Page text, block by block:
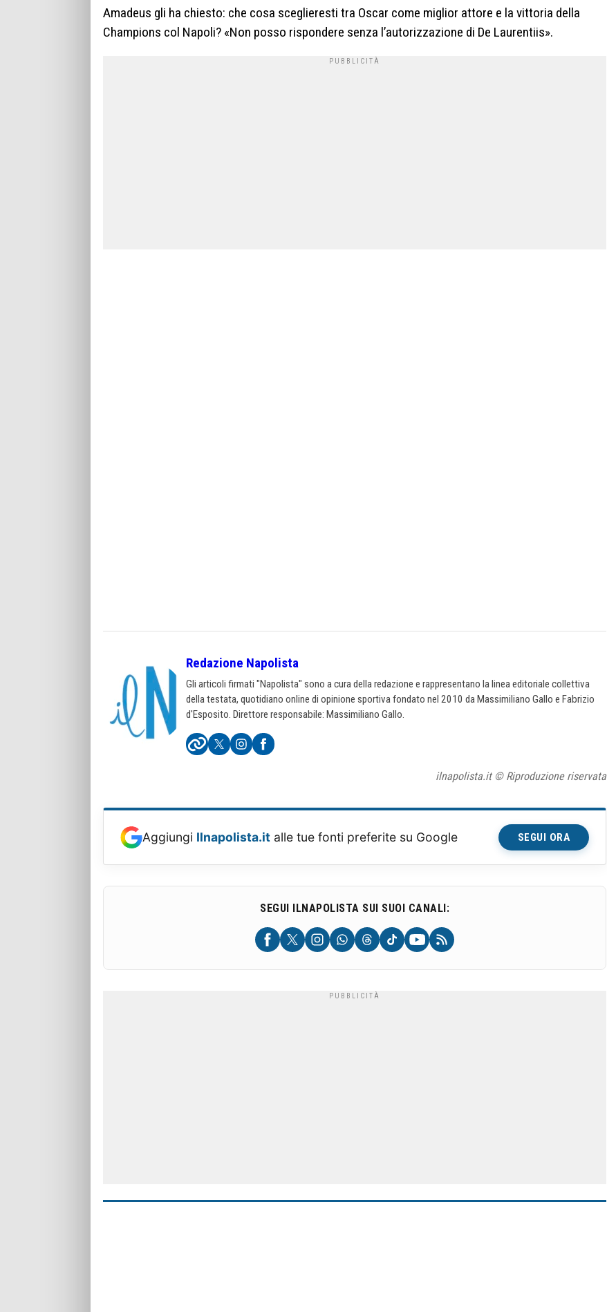
Amadeus gli ha chiesto: che cosa sceglieresti tra Oscar come miglior attore e la vittoria della
Champions col Napoli? «Non posso rispondere senza l’autorizzazione di De Laurentiis».
Redazione Napolista
Gli articoli firmati "Napolista" sono a cura della redazione e rappresentano la linea editoriale collettiva
della testata, quotidiano online di opinione sportiva fondato nel 2010 da Massimiliano Gallo e Fabrizio
d'Esposito. Direttore responsabile: Massimiliano Gallo.
ilnapolista.it © Riproduzione riservata
Aggiungi Ilnapolista.it alle tue fonti preferite su Google SEGUI ORA
SEGUI ILNAPOLISTA SUI SUOI CANALI: